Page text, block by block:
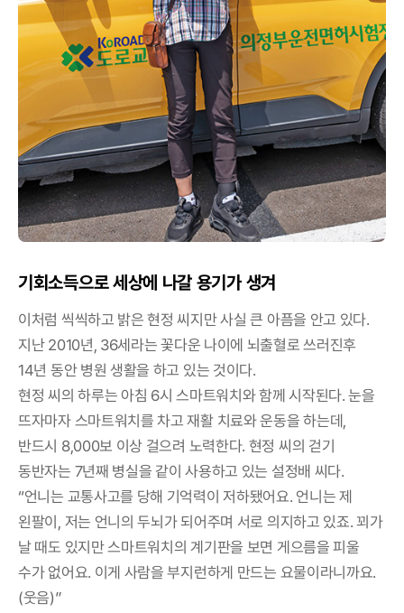
기회소득으로 세상에 나갈 용기가 생겨
이처럼 씩씩하고 밝은 현정 씨지만 사실 큰 아픔을 안고 있다.
지난 2010년, 36세라는 꽃다운 나이에 뇌출혈로 쓰러진후
14년 동안 병원 생활을 하고 있는 것이다.
현정 씨의 하루는 아침 6시 스마트워치와 함께 시작된다. 눈을
뜨자마자 스마트워치를 차고 재활 치료와 운동을 하는데,
반드시 8,000보 이상 걸으려 노력한다. 현정 씨의 걷기
동반자는 7년째 병실을 같이 사용하고 있는 설정배 씨다.
“언니는 교통사고를 당해 기억력이 저하됐어요. 언니는 제
왼팔이, 저는 언니의 두뇌가 되어주며 서로 의지하고 있죠. 꾀가
날 때도 있지만 스마트워치의 계기판을 보면 게으름을 피울
수가 없어요. 이게 사람을 부지런하게 만드는 요물이라니까요.
(웃음)”